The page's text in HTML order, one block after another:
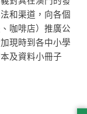
和渠道，向各個
咖啡店）推廣公
現時到各中小學
及資料小冊子